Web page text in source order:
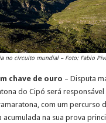
no circuito mundial – Foto: Fabio
chave de ouro – Disputa
do Cipó será
com um percurso
na sua prova